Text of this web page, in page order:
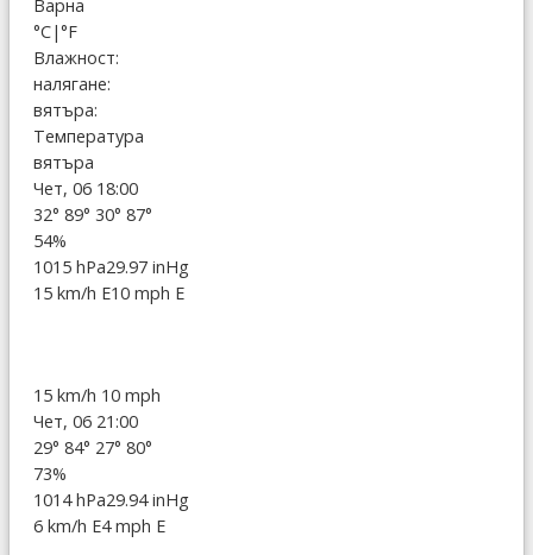
Варна
°C|°F
Влажност:
налягане:
вятъра:
Температура
вятъра
Чет, 06 18:00
32° 89° 30° 87°
54%
1015 hPa29.97 inHg
15 km/h E10 mph E
15 km/h 10 mph
Чет, 06 21:00
29° 84° 27° 80°
73%
1014 hPa29.94 inHg
6 km/h E4 mph E